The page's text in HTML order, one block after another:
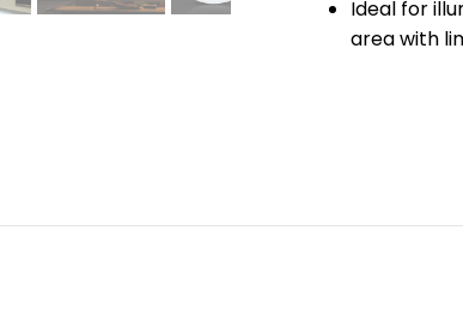
Ideal for
area with